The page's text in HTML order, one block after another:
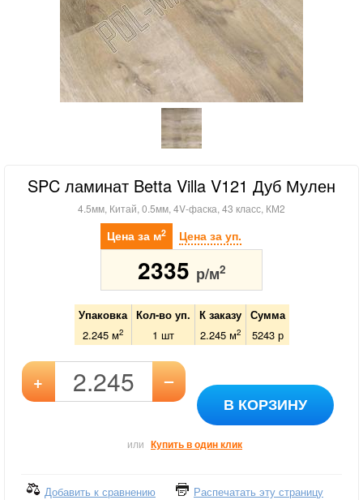
SPC ламинат Betta Villa V121 Дуб Мулен
4.5мм, Китай, 0.5мм, 4V-фаска, 43 класс, КМ2
Цена за м2 Цена за уп.
2335 р/м2
Упаковка Кол-во уп. К заказу
Сумма
2.245 м2 1 шт 2.245м2 5243р
+ –
В КОРЗИНУ
или Купить в один клик
Добавить к сравнению
Распечатать эту страницу